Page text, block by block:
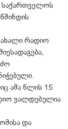
საქართველოს
ახალი რადიო
ამა წლის 15
ვალდებულია
და